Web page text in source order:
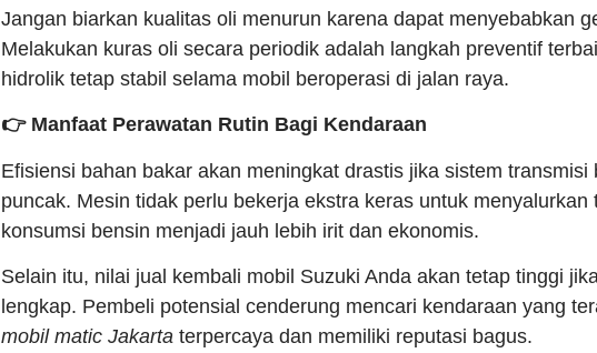
Jangan biarkan kualitas oli menurun karena dapat menyebabkan
Melakukan kuras oli secara periodik adalah langkah preventif
hidrolik tetap stabil selama mobil beroperasi di jalan raya.
👉 Manfaat Perawatan Rutin Bagi Kendaraan
Efisiensi bahan bakar akan meningkat drastis jika sistem transmisi
puncak. Mesin tidak perlu bekerja ekstra keras untuk menyalurkan
konsumsi bensin menjadi jauh lebih irit dan ekonomis.
Selain itu, nilai jual kembali mobil Suzuki Anda akan tetap tinggi
lengkap. Pembeli potensial cenderung mencari kendaraan yang
mobil matic Jakarta terpercaya dan memiliki reputasi bagus.